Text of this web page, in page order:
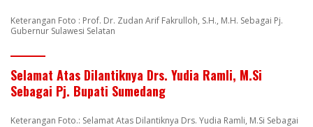
Keterangan Foto : Prof. Dr. Zudan Arif Fakrulloh, S.H., M.H. Sebagai Pj.
Gubernur Sulawesi Selatan
Selamat Atas Dilantiknya Drs. Yudia Ramli, M.Si
Sebagai Pj. Bupati Sumedang
Keterangan Foto.: Selamat Atas Dilantiknya Drs. Yudia Ramli, M.Si Sebagai